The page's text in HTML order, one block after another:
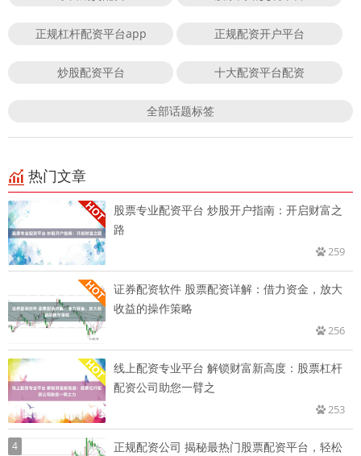
正规杠杆配资平台app 正规配资开户平台
炒股配资平台 十大配资平台配资
全部话题标签
热门文章
股票专业配资平台 炒股开户指南：开启财富之
路
259
证券配资软件 股票配资详解：借力资金，放大
收益的操作策略
256
线上配资专业平台 解锁财富新高度：股票杠杆
配资公司助您一臂之
253
4 正规配资公司 揭秘最热门股票配资平台，轻松